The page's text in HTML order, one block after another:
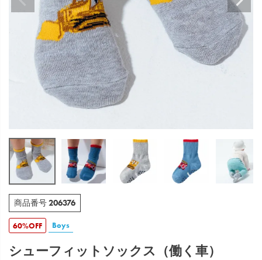
商品番号206376
60%OFF Boys
シューフィットソックス（働く車）